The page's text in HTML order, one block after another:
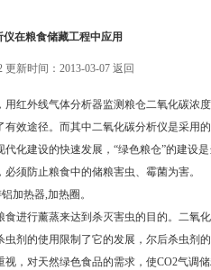
在粮食储藏工程中应用
更新时间：2013-03-07 返回
红外线气体分析器监测粮仓二氧化碳浓
效途径。而其中二氧化碳分析仪是采用
化建设的快速发展，“绿色粮仓”的建设
须防止粮食中的储粮害虫、霉菌为害。
加热器,加热圈。
进行薰蒸来达到杀灭害虫的目的。二氧
剂的使用限制了它的发展，尔后杀虫剂
，对天然绿色食品的需求，使CO2气调